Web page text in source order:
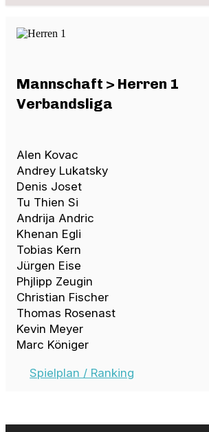
Mannschaft > Herren 1
Verbandsliga
Alen Kovac
Andrey Lukatsky
Denis Joset
Tu Thien Si
Andrija Andric
Khenan Egli
Tobias Kern
Jürgen Eise
Phjlipp Zeugin
Christian Fischer
Thomas Rosenast
Kevin Meyer
Marc Königer
Spielplan / Ranking